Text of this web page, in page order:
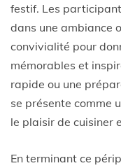
festif. Les
dans une ambiance
convivialité pour
mémorables et
rapide ou une
se présente comme
le plaisir de cuisiner
En terminant ce